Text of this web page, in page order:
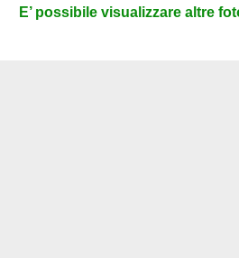
E’ possibile visualizzare altre